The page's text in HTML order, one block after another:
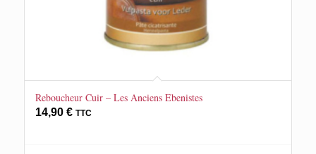
Reboucheur Cuir – Les Anciens Ebenistes
14,90 € TTC